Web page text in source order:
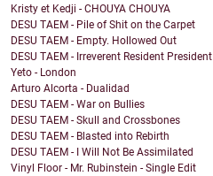
Kristy et Kedji - CHOUYA CHOUYA
DESU TAEM - Pile of Shit on the Carpet
DESU TAEM - Empty. Hollowed Out
DESU TAEM - Irreverent Resident President
Yeto - London
Arturo Alcorta - Dualidad
DESU TAEM - War on Bullies
DESU TAEM - Skull and Crossbones
DESU TAEM - Blasted into Rebirth
DESU TAEM - I Will Not Be Assimilated
Vinyl Floor - Mr. Rubinstein - Single Edit